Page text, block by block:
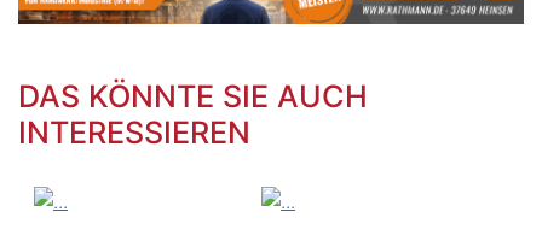
DAS KÖNNTE SIE AUCH
INTERESSIEREN